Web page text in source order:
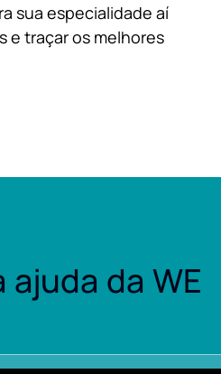
sua especialidade aí
e traçar os melhores
da WE